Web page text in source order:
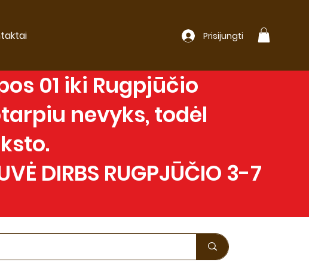
Prisijungti
01 iki Rugpjūčio
nevyks, todėl
DIRBS RUGPJŪČIO 3-7